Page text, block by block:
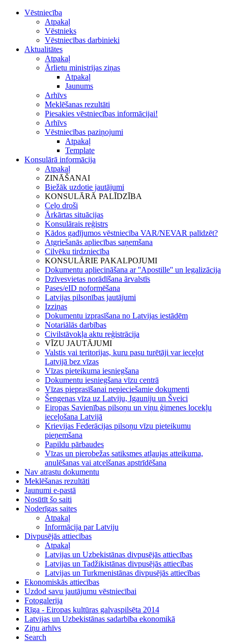
Vēstniecība
Atpakaļ
Vēstnieks
Vēstniecības darbinieki
Aktualitātes
Atpakaļ
Ārlietu ministrijas ziņas
Atpakaļ
Jaunums
Arhīvs
Meklēšanas rezultāti
Piesakies vēstniecības informācijai!
Arhīvs
Vēstniecības paziņojumi
Atpakaļ
Template
Konsulārā informācija
Atpakaļ
ZINĀŠANAI
Biežāk uzdotie jautājumi
KONSULĀRĀ PALĪDZĪBA
Ceļo droši
Ārkārtas situācijas
Konsulārais reģistrs
Kādos gadījumos vēstniecība VAR/NEVAR palīdzēt?
Atgriešanās apliecības saņemšana
Cilvēku tirdzniecība
KONSULĀRIE PAKALPOJUMI
Dokumentu apliecināšana ar ''Apostille'' un legalizācija
Dzīvesvietas norādīšana ārvalstīs
Pases/eID noformēšana
Latvijas pilsonības jautājumi
Izziņas
Dokumentu izprasīšana no Latvijas iestādēm
Notariālās darbības
Civilstāvokļa aktu reģistrācija
VĪZU JAUTĀJUMI
Valstis vai teritorijas, kuru pasu turētāji var ieceļot
Latvijā bez vīzas
Vīzas pieteikuma iesniegšana
Dokumentu iesniegšana vīzu centrā
Vīzas pieprasīšanai nepieciešamie dokumenti
Šengenas vīza uz Latviju, Igauniju un Šveici
Eiropas Savienības pilsoņu un viņu ģimenes locekļu
ieceļošana Latvijā
Krievijas Federācijas pilsoņu vīzu pieteikumu
pieņemšana
Papildu pārbaudes
Vīzas un pierobežas satiksmes atļaujas atteikuma,
anulēšanas vai atcelšanas apstrīdēšana
Nav atrastu dokumentu
Meklēšanas rezultāti
Jaunumi e-pastā
Nosūtīt šo saiti
Noderīgas saites
Atpakaļ
Informācija par Latviju
Divpusējās attiecības
Atpakaļ
Latvijas un Uzbekistānas divpusējās attiecības
Latvijas un Tadžikistānas divpusējās attiecības
Latvijas un Turkmenistānas divpusējās attiecības
Ekonomiskās attiecības
Uzdod savu jautājumu vēstniecībai
Fotogalerija
Rīga - Eiropas kultūras galvaspilsēta 2014
Latvijas un Uzbekistānas sadarbība ekonomikā
Ziņu arhīvs
Search